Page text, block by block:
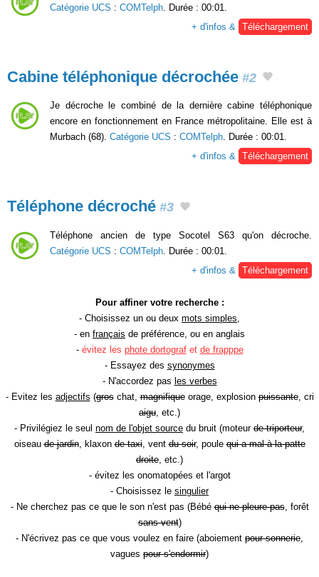
Catégorie UCS : COMTelph . Durée : 00:01.
+ d'infos &
Téléchargement
Cabine téléphonique décrochée #2
Je décroche le combiné de la dernière cabine téléphonique
encore en fonctionnement en France métropolitaine. Elle est à
Murbach (68). Catégorie UCS : COMTelph. Durée : 00:01.
+ d'infos & Téléchargement
Téléphone décroché #3
Téléphone ancien de type Socotel S63 qu'on décroche.
Catégorie UCS : COMTelph . Durée : 00:01.
+ d'infos &
Téléchargement
Pour affiner votre recherche :
- Choisissez un ou deux mots simples
- en français de préférence, ou en anglais
- évitez les phote dortografet de frapppe
- Essayez des synonymes
- N'accordez pas les verbes
- Evitez les adjectifs (groschat,magnifiqueorage, explosionpuissante, cri
aigu , etc.)
- Privilégiez le seul nom de l'objet source du bruit (moteur de triporteur,
oiseaude jardin, klaxonde taxi, ventdu soir, poulequi a mal à la patte
droite , etc.)
- évitez les onomatopées et l'argot
- Choisissez le singulier
- Ne cherchez pas ce que le son n'est pas (Bébéqui ne pleure pas, forêt
sans vent)
- N'écrivez pas ce que vous voulez en faire (aboiement pour sonnerie
vagues pour s'endormir)